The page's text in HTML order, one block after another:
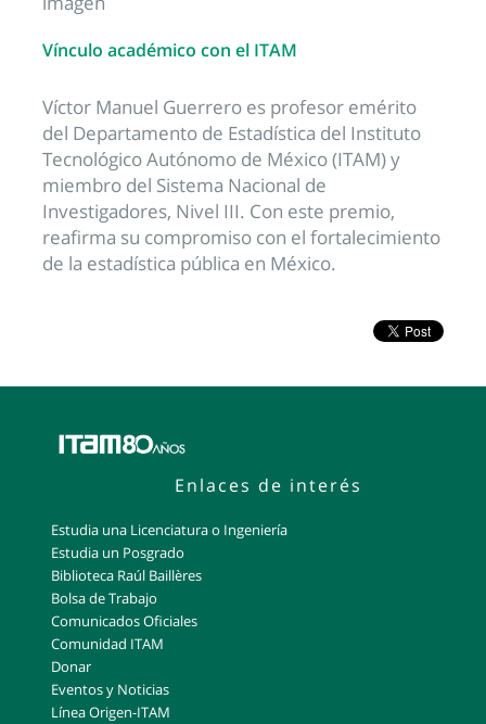
Vínculo académico con el ITAM
Víctor Manuel Guerrero es profesor emérito
del Departamento de Estadística del Instituto
Tecnológico Autónomo de México (ITAM) y
miembro del Sistema Nacional de
Investigadores, Nivel III. Con este premio,
reafirma su compromiso con el fortalecimiento
de la estadística pública en México.
Enlaces de interés
Estudia una Licenciatura o Ingeniería
Estudia un Posgrado
Biblioteca Raúl Baillères
Bolsa de Trabajo
Comunicados Oficiales
Comunidad ITAM
Donar
Eventos y Noticias
Línea Origen-ITAM